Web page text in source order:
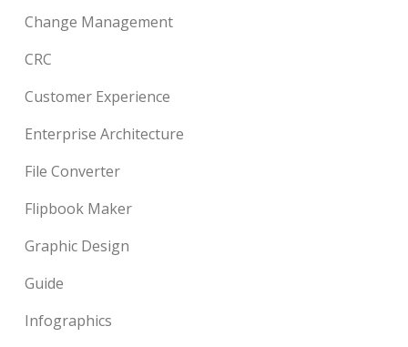
Change Management
CRC
Customer Experience
Enterprise Architecture
File Converter
Flipbook Maker
Graphic Design
Guide
Infographics